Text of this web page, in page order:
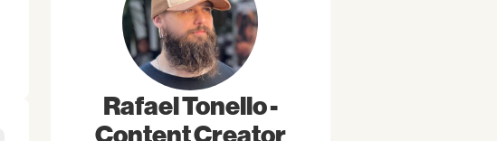
Rafael Tonello -
Content Creator